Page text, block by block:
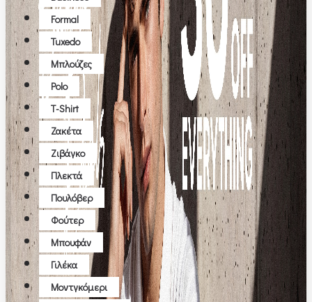
Formal
Tuxedo
Μπλούζες
Polo
T-Shirt
Ζακέτα
Ζιβάγκο
Πλεκτά
Πουλόβερ
Φούτερ
Μπουφάν
Γιλέκα
Μοντγκόμερι